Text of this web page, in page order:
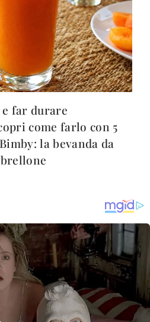
far durare
come farlo con 5
la bevanda da